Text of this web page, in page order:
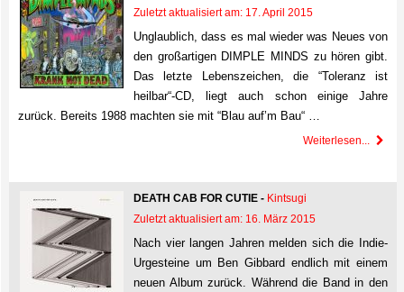
Zuletzt aktualisiert am: 17. April 2015
Unglaublich, dass es mal wieder was Neues von
den großartigen DIMPLE MINDS zu hören gibt.
Das letzte Lebenszeichen, die “Toleranz ist
heilbar“-CD, liegt auch schon einige Jahre
zurück. Bereits 1988 machten sie mit “Blau auf’m Bau“ …
Weiterlesen...
DEATH CAB FOR CUTIE - Kintsugi
Zuletzt aktualisiert am: 16. März 2015
Nach vier langen Jahren melden sich die Indie-
Urgesteine um Ben Gibbard endlich mit einem
neuen Album zurück. Während die Band in den